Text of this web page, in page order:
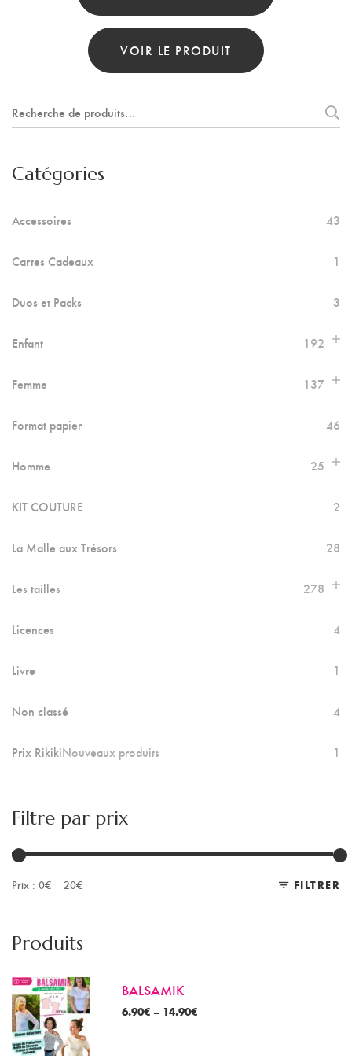
Ce
Produit
VOIR LE PRODUIT
Recherche
pour :
Catégories
Accessoires 43
Cartes Cadeaux 1
Duos et Packs 3
Enfant 192
Femme 137
Format papier 46
Homme 25
KIT COUTURE 2
La Malle aux Trésors 28
Les tailles 278
Licences 4
Livre 1
Non classé 4
Prix RikikiNouveaux produits 1
Filtre par prix
FILTRER
Prix : 0€ — 20€
Produits
BALSAMIK
6.90€ – 14.90€